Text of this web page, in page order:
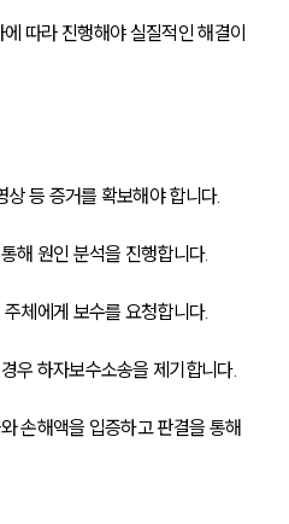
따라 진행해야 실질적인 해결이
등 증거를 확보해야 합니다.
해 원인 분석을 진행합니다.
체에게 보수를 요청합니다.
우 하자보수소송을 제기합니다.
손해액을 입증하고 판결을 통해